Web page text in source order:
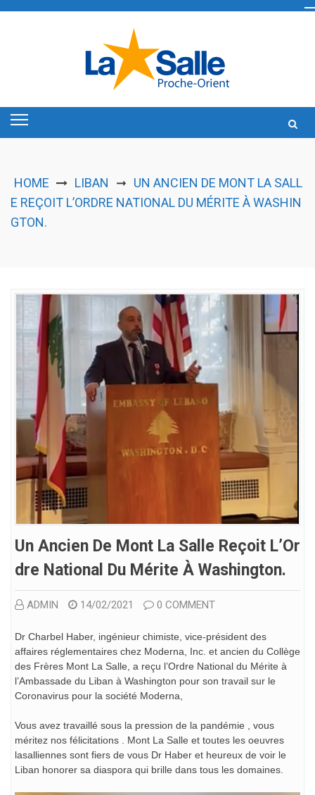
HOME LIBAN ➞ UN ANCIEN DE MONT LA SALL
E REÇOIT L’ORDRE NATIONAL DU MÉRITE À WASHIN
GTON.
Un Ancien De Mont La Salle Reçoit L’Or
Dre National Du Mérite À Washington.
ADMIN 14/02/2021 0 COMMENT
Dr Charbel Haber, ingénieur chimiste, vice-président des
affaires réglementaires chez Moderna, Inc. et ancien du Collège
des Frères Mont La Salle, a reçu l’Ordre National du Mérite à
l’Ambassade du Liban à Washington pour son travail sur le
Coronavirus pour la société Moderna,
Vous avez travaillé sous la pression de la pandémie , vous
méritez nos félicitations . Mont La Salle et toutes les oeuvres
lasalliennes sont fiers de vous Dr Haber et heureux de voir le
Liban honorer sa diaspora qui brille dans tous les domaines.